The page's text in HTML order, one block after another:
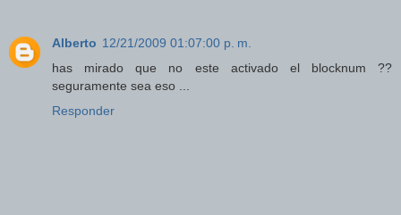
Alberto 12/21/2009 01:07:00 p. m.
has mirado que no este activado el blocknum ??
seguramente sea eso ...
Responder